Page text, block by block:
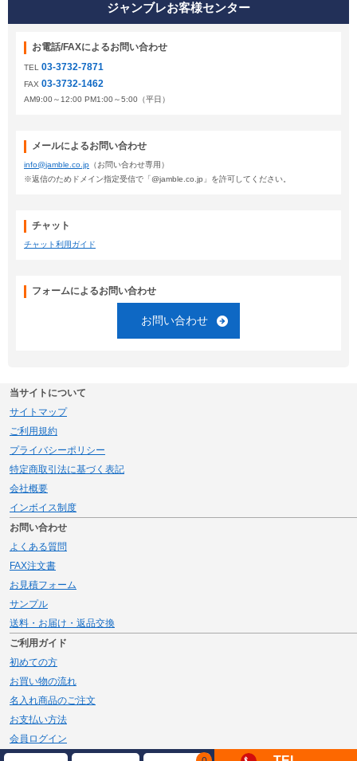
ジャンブレお客様センター
お電話/FAXによるお問い合わせ
TEL 03-3732-7871
FAX 03-3732-1462
AM9:00～12:00 PM1:00～5:00（平日）
メールによるお問い合わせ
info@jamble.co.jp （お問い合わせ専用）
※返信のためドメイン指定受信で「@jamble.co.jp」を許可してください。
チャット
チャット利用ガイド
フォームによるお問い合わせ
お問い合わせ
当サイトについて
サイトマップ
ご利用規約
プライバシーポリシー
特定商取引法に基づく表記
会社概要
インボイス制度
お問い合わせ
よくある質問
FAX注文書
お見積フォーム
サンプル
送料・お届け・返品交換
ご利用ガイド
初めての方
お買い物の流れ
名入れ商品のご注文
お支払い方法
会員ログイン
メルマガ登録